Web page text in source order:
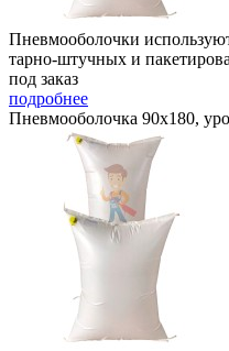
Пневмооболочки
тарно-штучных и
под заказ
подробнее
Пневмооболочка 90х180,